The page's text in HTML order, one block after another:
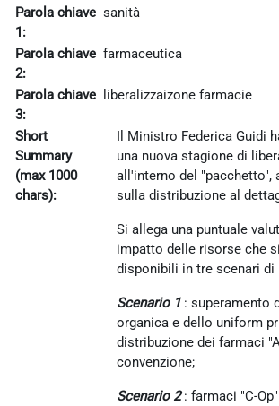
Parola chiave
1:
sanità
Parola chiave
2:
farmaceutica
Parola chiave
3:
liberalizzaizone farmacie
Short
Summary
(max 1000
chars):
Il Ministro Federica Guidi
una nuova stagione di
all'interno del "pacchetto",
sulla distribuzione al
Si allega una puntuale
impatto delle risorse che
disponibili in tre scenari di
Scenario 1 : superamento
organica e dello uniform
distribuzione dei farmaci
convenzione;
Scenario 2: farmaci "C-